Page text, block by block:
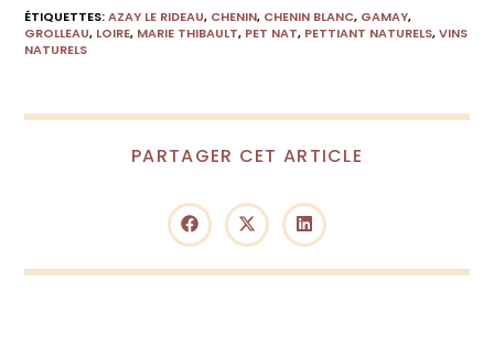
ÉTIQUETTES:AZAY LE RIDEAU, CHENIN, CHENIN BLANC, GAMAY,
GROLLEAU, LOIRE, MARIE THIBAULT, PET NAT, PETTIANT NATURELS, VINS
NATURELS
PARTAGER CET ARTICLE
Ouvrir
dans
autre
Ouvrir
dans
autre
Ouvrir
dans
autre